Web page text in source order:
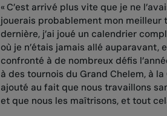
« C’est arrivé plus vite que je ne
jouerais probablement mon meilleur
dernière, j’ai joué un calendrier
où je n’étais jamais allé auparavant,
confronté à de nombreux défis
à des tournois du Grand Chelem, à
ajouté au fait que nous travaillons
et que nous les maîtrisons, et tout